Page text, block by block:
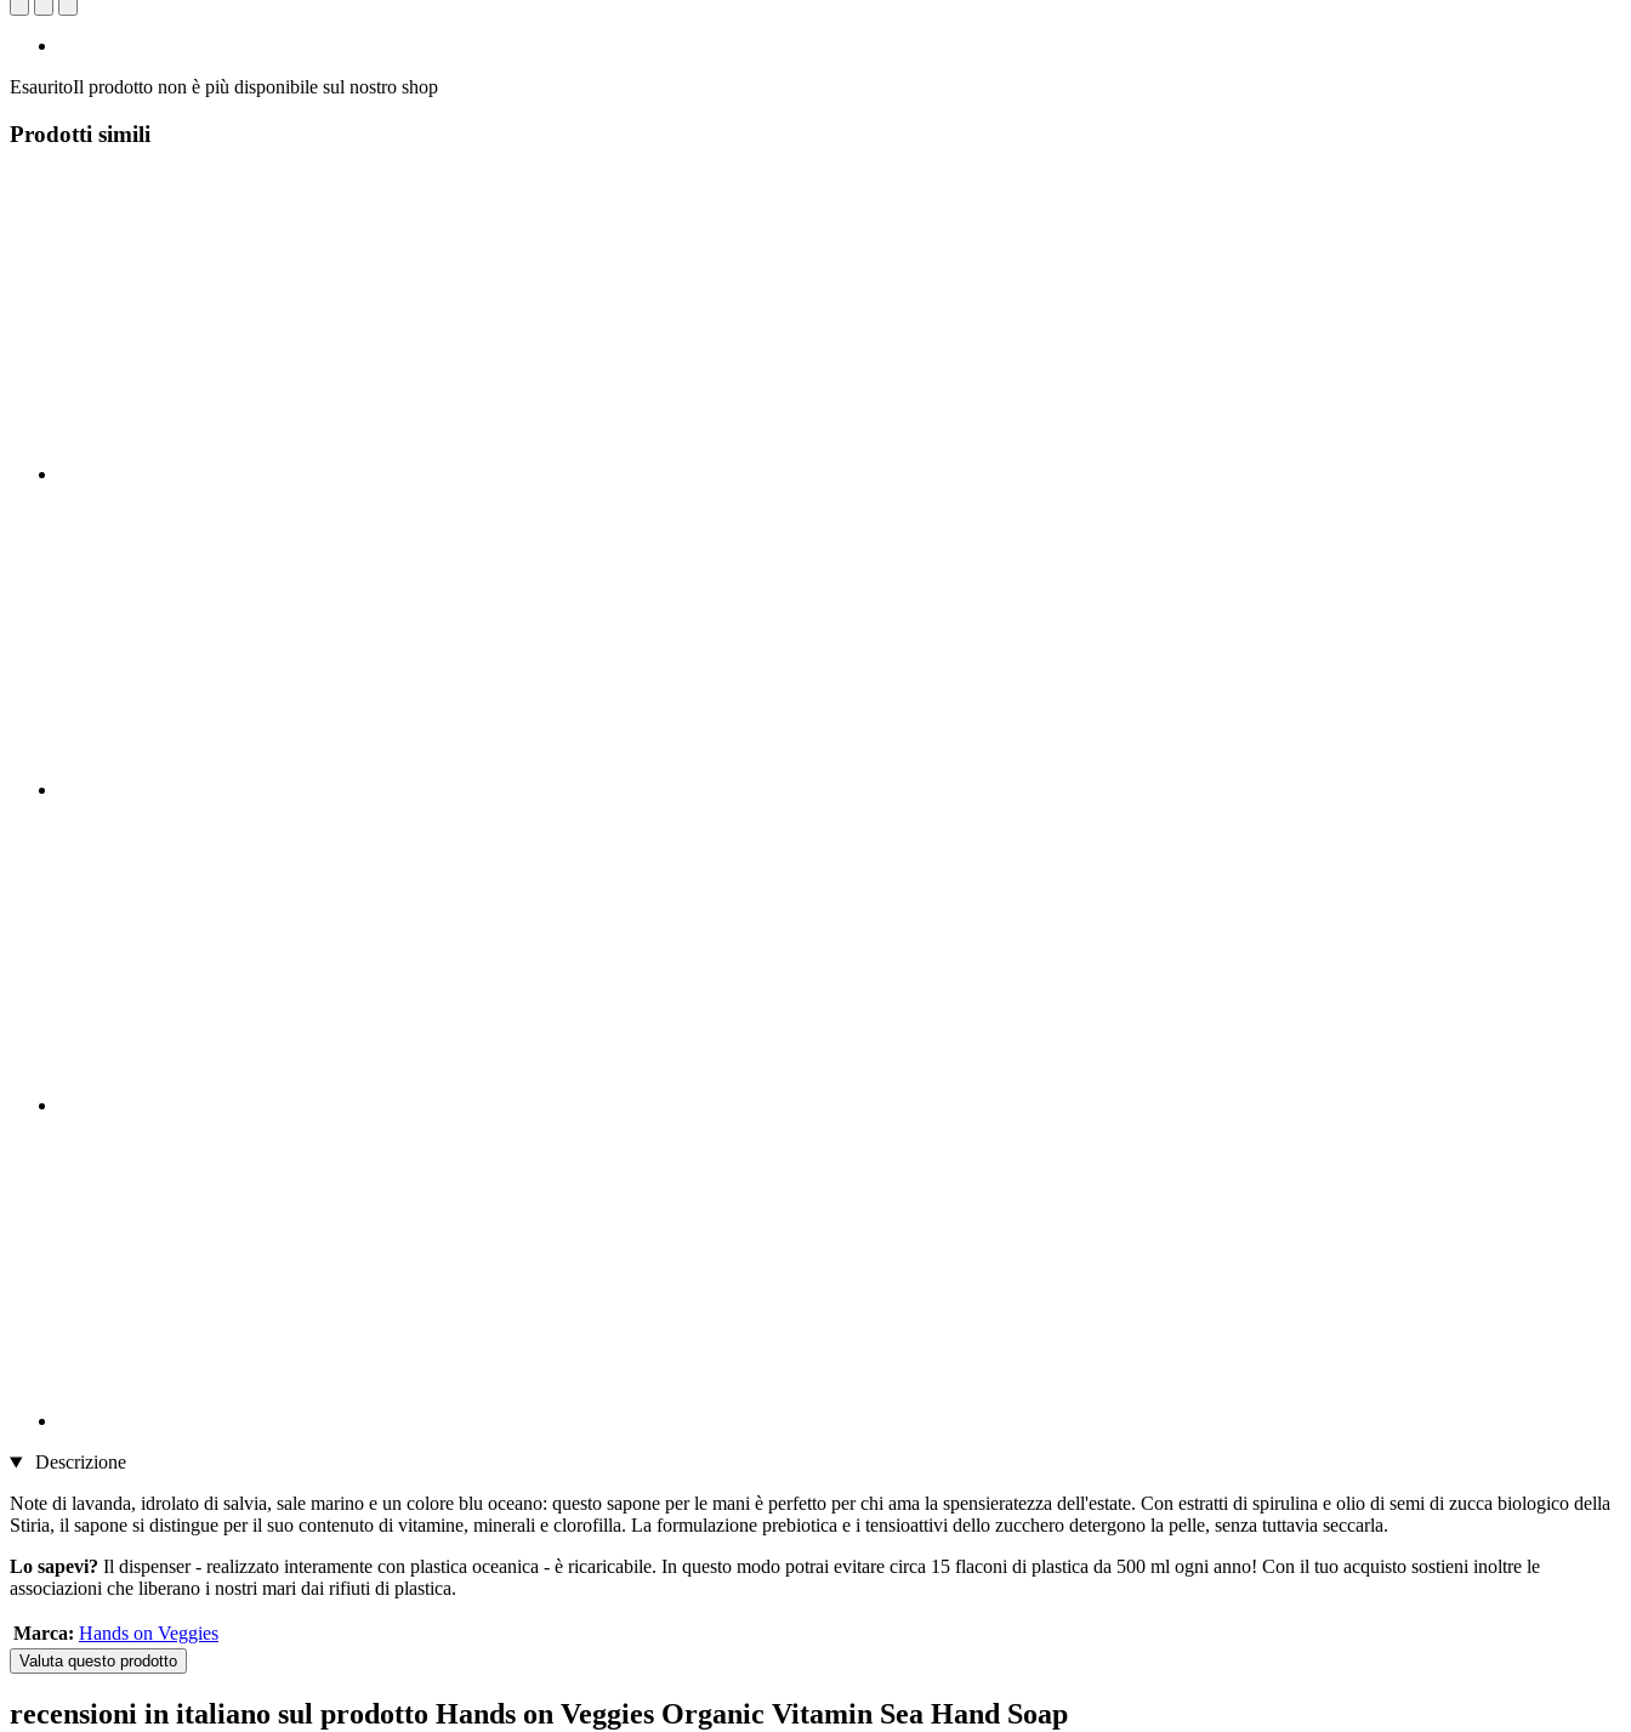
EsauritoIl prodotto non è più disponibile sul nostro shop
Prodotti simili
Descrizione
Note di lavanda, idrolato di salvia, sale marino e un colore blu oceano: questo sapone per le mani è perfetto per chi ama la spensieratezza dell'estate. Con estratti di spirulina e olio di semi di zucca biologico della
Stiria, il sapone si distingue per il suo contenuto di vitamine, minerali e clorofilla. La formulazione prebiotica e i tensioattivi dello zucchero detergono la pelle, senza tuttavia seccarla.
Lo sapevi? Il dispenser - realizzato interamente con plastica oceanica - è ricaricabile. In questo modo potrai evitare circa 15 flaconi di plastica da 500 ml ogni anno! Con il tuo acquisto sostieni inoltre le
associazioni che liberano i nostri mari dai rifiuti di plastica.
Marca: Hands on Veggies
Valuta questo prodotto
recensioni in italiano sul prodotto Hands on Veggies Organic Vitamin Sea Hand Soap